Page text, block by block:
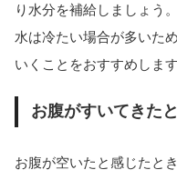
り水分を補給しましょう
水は冷たい場合が多いた
いくことをおすすめします
お腹がすいてきた
お腹が空いたと感じたと